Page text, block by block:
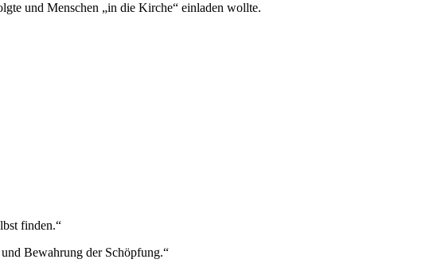
und Menschen „in die Kirche“ einladen wollte.
finden.“
Bewahrung der Schöpfung.“